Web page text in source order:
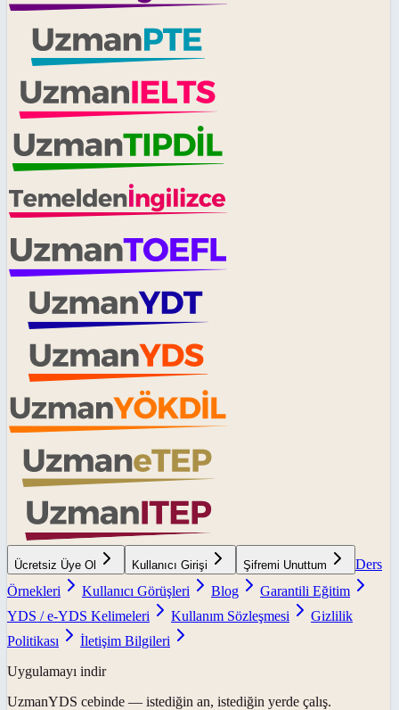
Ücretsiz Üye Ol Kullanıcı Girişi Şifremi Unuttum
Ders
Örnekleri
Kullanıcı Görüşleri Blog
Garantili Eğitim
YDS / e-YDS Kelimeleri
Kullanım Sözleşmesi
Gizlilik
Politikası
İletişim Bilgileri
Uygulamayı indir
UzmanYDS cebinde — istediğin an, istediğin yerde çalış.